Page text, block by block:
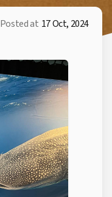
Posted at 17 Oct, 2024